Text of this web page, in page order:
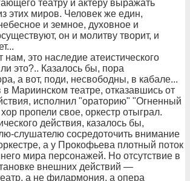
театру и актеру выражать
этих миров. Человек же един,
и земное, духовное и
он и молитву творит, и
нам, это наследие атеистического
ли это?.. Казалось бы, пора
а вот, поди, несвободны, в кабале...
в Мариинском театре, отказавшись от
исполнил "ораторию" "Огненный
пропели свое, оркестр отыграл.
действия, казалось бы,
слушателю сосредоточить внимание
а у Прокофьева плотный поток
мира персонажей. Но отсутствие в
внешних действий —
а не филармония, а опера